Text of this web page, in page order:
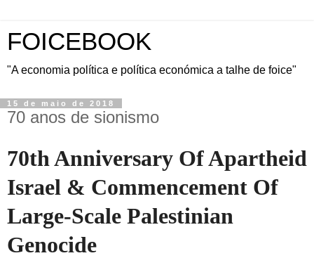
FOICEBOOK
"A economia política e política económica a talhe de foice"
15 de maio de 2018
70 anos de sionismo
70th Anniversary Of Apartheid
Israel & Commencement Of
Large-Scale Palestinian
Genocide